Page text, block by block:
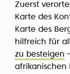
Zuerst
Karte des
Karte des
hilfreich für
zu besteigen
afrikanischen